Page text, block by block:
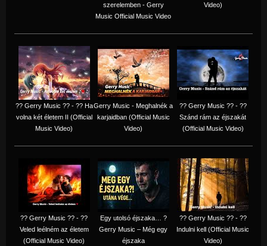
szerelemben - Gerry
Music Official Music Video
Video)
?? Gerry Music ?? - ?? Ha
volna két életem II (Official
Music Video)
Gerry Music - Meghalnék a
karjaidban (Official Music
Video)
?? Gerry Music ?? - ??
Szánd rám az éjszakát
(Official Music Video)
?? Gerry Music ?? - ??
Veled leélném az életem
(Official Music Video)
Egy utolsó éjszaka… ?
Gerry Music – Még egy
éjszaka
?? Gerry Music ?? - ??
Indulni kell (Official Music
Video)